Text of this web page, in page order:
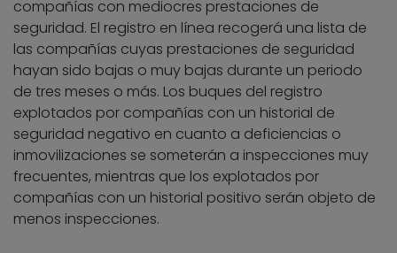
compañías con mediocres prestaciones de
seguridad. El registro en línea recogerá una lista de
las compañías cuyas prestaciones de seguridad
hayan sido bajas o muy bajas durante un periodo
de tres meses o más. Los buques del registro
explotados por compañías con un historial de
seguridad negativo en cuanto a deficiencias o
inmovilizaciones se someterán a inspecciones muy
frecuentes, mientras que los explotados por
compañías con un historial positivo serán objeto de
menos inspecciones.